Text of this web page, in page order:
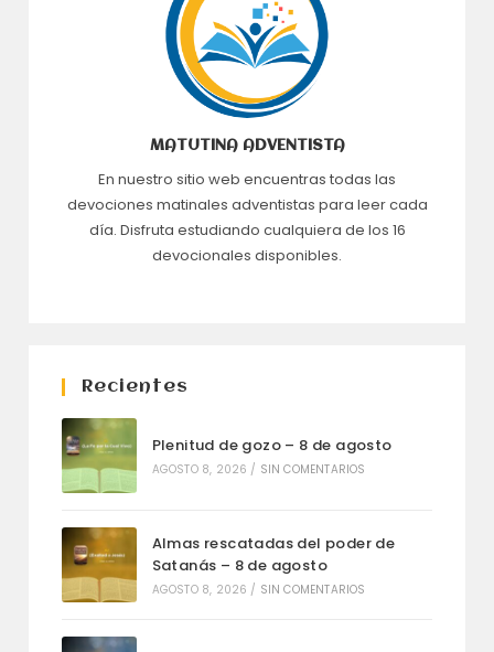
MATUTINA ADVENTISTA
En nuestro sitio web encuentras todas las
devociones matinales adventistas para leer cada
día. Disfruta estudiando cualquiera de los 16
devocionales disponibles.
Recientes
Plenitud de gozo – 8 de agosto
AGOSTO 8, 2026 / SIN COMENTARIOS
Almas rescatadas del poder de
Satanás – 8 de agosto
AGOSTO 8, 2026 / SIN COMENTARIOS